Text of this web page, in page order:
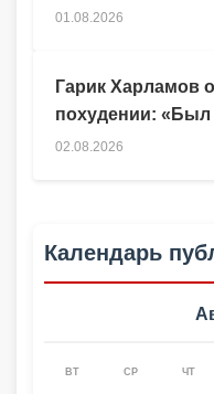
Гарик Харламов
похудении: «Был
02.08.2026
01.08.2026
Календарь
ВТ СР ЧТ